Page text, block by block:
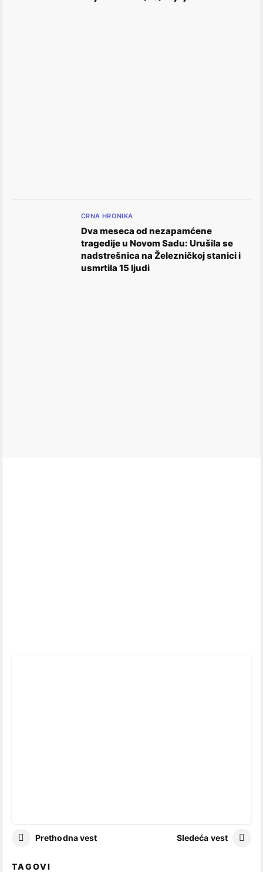
CRNA HRONIKA
Dva meseca od nezapamćene
tragedije u Novom Sadu: Urušila se
nadstrešnica na Železničkoj stanici i
usmrtila 15 ljudi
Prethodna vest Sledeća vest
TAGOVI